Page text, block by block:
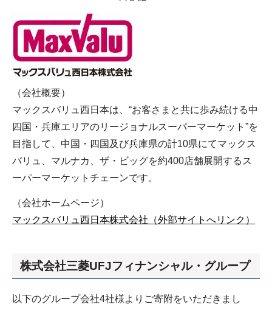
（会社概要）
マックスバリュ西日本は、“お客さまと共に歩み続ける中
四国・兵庫エリアのリージョナルスーパーマーケット”を
目指して、中国・四国及び兵庫県の計10県にてマックス
バリュ、マルナカ、ザ・ビッグを約400店舗展開するス
ーパーマーケットチェーンです。
（会社ホームページ）
マックスバリュ西日本株式会社（外部サイトへリンク）
株式会社三菱UFJフィナンシャル・グループ
以下のグループ会社4社様よりご寄附をいただきまし